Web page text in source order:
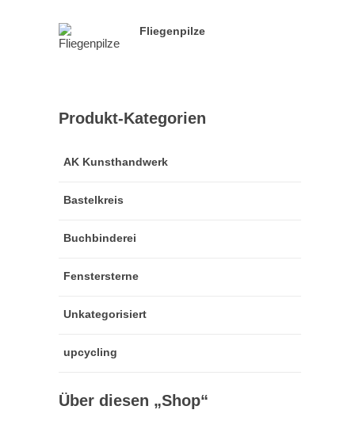
Fliegenpilze
Produkt-Kategorien
AK Kunsthandwerk
Bastelkreis
Buchbinderei
Fenstersterne
Unkategorisiert
upcycling
Über diesen „Shop“